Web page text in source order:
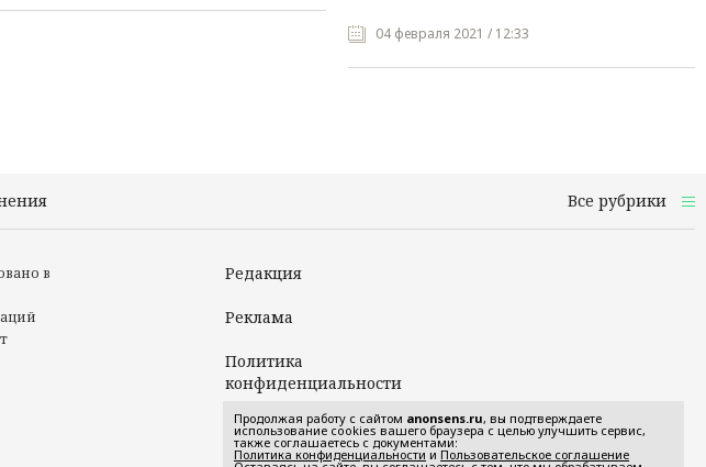
04 февраля 2021 / 12:33
Все рубрики
в
Редакция
Реклама
Политика
конфиденциальности
Пользовательское
соглашение
Продолжая работу с сайтом anonsens.ru, вы подтверждаете
использование cookies вашего браузера с целью улучшить сервис,
также соглашаетесь с документами:
Политика конфиденциальности и Пользовательское соглашение